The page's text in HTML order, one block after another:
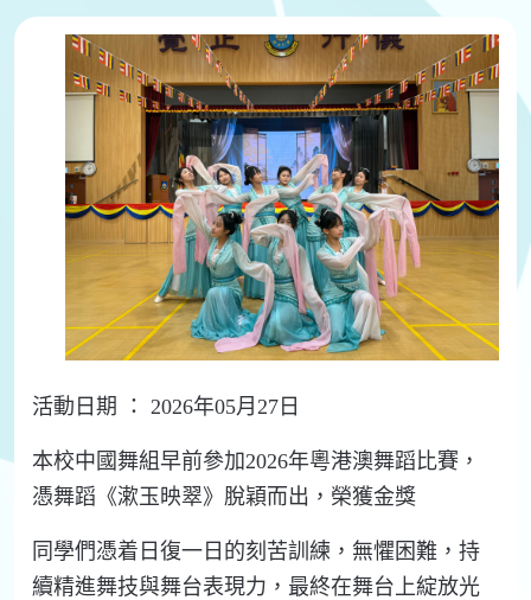
活動日期 ： 2026年05月27日
本校中國舞組早前參加2026年粵港澳舞蹈比賽，
憑舞蹈《漱玉映翠》脫穎而出，榮獲金獎
同學們憑着日復一日的刻苦訓練，無懼困難，持
續精進舞技與舞台表現力，最終在舞台上綻放光